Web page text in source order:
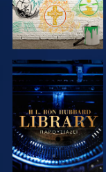
ΕΞΕΡΕΥΝΗΣΤΕ
ΤΗ ΣΕΙΡΑ